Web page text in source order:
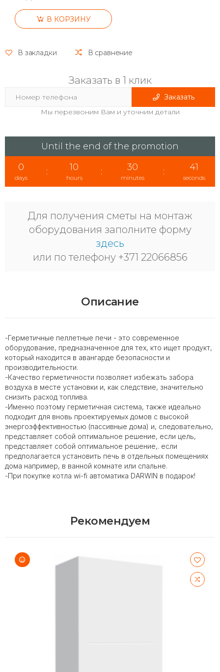
В КОРЗИНУ
В закладки В сравнение
Заказать в 1 клик
Заказать
Мы перезвоним Вам и уточним детали
Until the end of the promotion
0
days
: 10
hours
: 30
minutes
: 41
seconds
Для получения сметы на монтаж
оборудования заполните форму
здесь
или по телефону +371 22066856
Описание
-Герметичные пеллетные печи - это современное
оборудование, предназначенное для тех, кто ищет продукт,
который находится в авангарде безопасности и
производительности.
-Качество герметичности позволяет избежать забора
воздуха в месте установки и, как следствие, значительно
снизить расход топлива.
-Именно поэтому герметичная система, также идеально
подходит для вновь проектируемых домов с высокой
энергоэффективностью (пассивные дома) и, следовательно,
представляет собой оптимальное решение, если цель,
представляет собой оптимальное решение,. если
предполагается установить печь в отдельных помещениях
дома например, в ванной комнате или спальне.
-При покупке котла wi-fi автоматика DARWIN в подарок!
Рекомендуем